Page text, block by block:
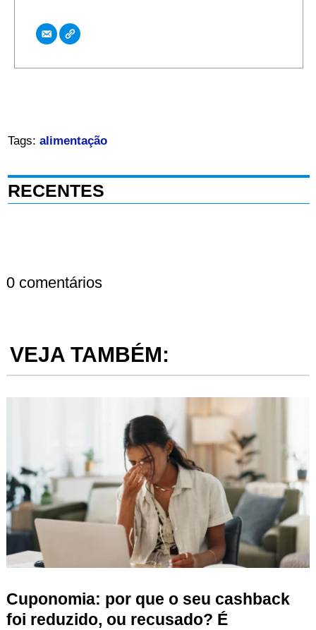
Tags: alimentação
RECENTES
0 comentários
VEJA TAMBÉM:
Cuponomia: por que o seu cashback
foi reduzido, ou recusado? É